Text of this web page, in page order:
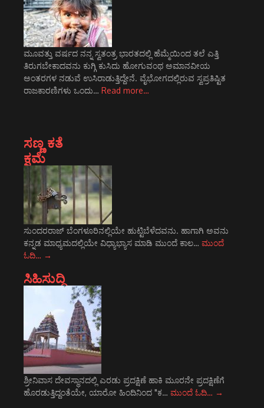
ಮೂವತ್ತು ವರ್ಷದ ನನ್ನ ಸ್ವತಂತ್ರ ಭಾರತದಲ್ಲಿ ಹೆಮ್ಮೆಯಿಂದ ತಲೆ ಎತ್ತಿ
ತಿರುಗಬೇಕಾದವನು ಕುಗ್ಗಿ ಕುಸಿದು ಹೋಗುವಂಥ ಅಮಾನವೀಯ
ಅಂತರಗಳ ನಡುವೆ ಉಸಿರಾಡುತ್ತಿದ್ದೇನೆ. ವೈಭೋಗದಲ್ಲಿರುವ ಸ್ವಪ್ರತಿಷ್ಟಿತ
ರಾಜಕಾರಣಿಗಳು ಒಂದು… Read more…
ಸಣ್ಣ ಕತೆ
ಕ್ಷಮೆ
ಸುಂದರರಾಜ್ ಬೆಂಗಳೂರಿನಲ್ಲಿಯೇ ಹುಟ್ಟಿಬೆಳೆದವನು. ಹಾಗಾಗಿ ಅವನು
ಕನ್ನಡ ಮಾಧ್ಯಮದಲ್ಲಿಯೇ ವಿಧ್ಯಾಭ್ಯಾಸ ಮಾಡಿ ಮುಂದೆ ಕಾಲ… ಮುಂದೆ
ಓದಿ… →
ಸಿಹಿಸುದ್ದಿ
ಶ್ರೀನಿವಾಸ ದೇವಸ್ಥಾನದಲ್ಲಿ ಎರಡು ಪ್ರದಕ್ಷಿಣೆ ಹಾಕಿ ಮೂರನೇ ಪ್ರದಕ್ಷಿಣೆಗೆ
ಹೊರಡುತ್ತಿದ್ದಂತೆಯೇ, ಯಾರೋ ಹಿಂದಿನಿಂದ "ಕ… ಮುಂದೆ ಓದಿ… →